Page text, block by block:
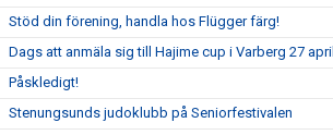
Stöd din förening, handla hos Flügger färg!
Dags att anmäla sig till Hajime cup i Varberg 27 april
Påskledigt!
Stenungsunds judoklubb på Seniorfestivalen